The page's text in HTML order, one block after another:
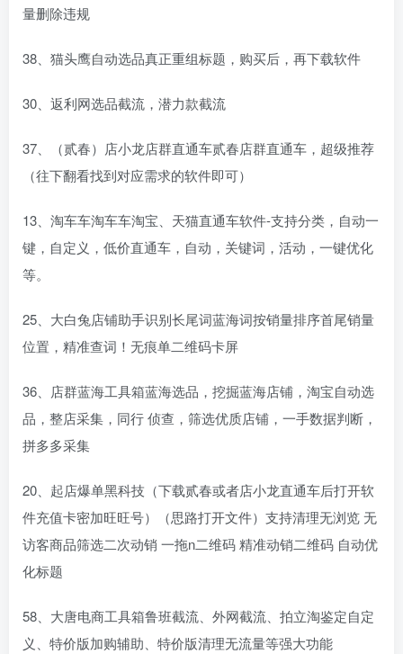
量删除违规
38、猫头鹰自动选品真正重组标题，购买后，再下载软件
30、返利网选品截流，潜力款截流
37、（贰春）店小龙店群直通车贰春店群直通车，超级推荐
（往下翻看找到对应需求的软件即可）
13、淘车车淘车车淘宝、天猫直通车软件-支持分类，自动一
键，自定义，低价直通车，自动，关键词，活动，一键优化
等。
25、大白兔店铺助手识别长尾词蓝海词按销量排序首尾销量
位置，精准查词！无痕单二维码卡屏
36、店群蓝海工具箱蓝海选品，挖掘蓝海店铺，淘宝自动选
品，整店采集，同行 侦查，筛选优质店铺，一手数据判断，
拼多多采集
20、起店爆单黑科技（下载贰春或者店小龙直通车后打开软
件充值卡密加旺旺号）（思路打开文件）支持清理无浏览 无
访客商品筛选二次动销 一拖n二维码 精准动销二维码 自动优
化标题
58、大唐电商工具箱鲁班截流、外网截流、拍立淘鉴定自定
义、特价版加购辅助、特价版清理无流量等强大功能